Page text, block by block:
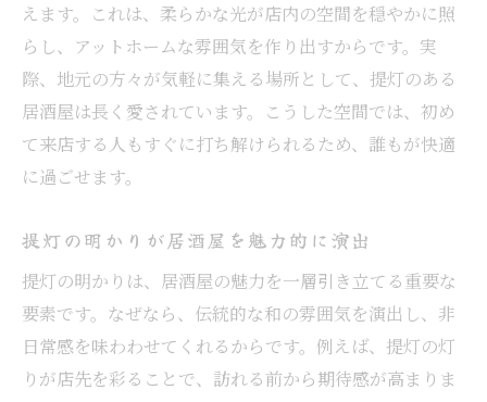
温もりある提灯が演出する夜の魅力
提灯が居酒屋の夜に与える温かな雰囲気
居酒屋で感じる提灯の幻想的な夜の美しさ
提灯の灯りが居酒屋を包む安らぎの時間
夜の居酒屋で味わう提灯の優しい光の魅力
居酒屋の夜を彩る提灯の演出に注目
居酒屋選びで重視したい土浦市の特徴
居酒屋を選ぶ際に注目したいポイント
土浦市で人気の居酒屋が持つ魅力とは
居酒屋選びで重視したい雰囲気やサービス
えます。これは、柔らかな光が店内の空間を穏やかに照
らし、アットホームな雰囲気を作り出すからです。実
際、地元の方々が気軽に集える場所として、提灯のある
居酒屋は長く愛されています。こうした空間では、初め
て来店する人もすぐに打ち解けられるため、誰もが快適
に過ごせます。
提灯の明かりが居酒屋を魅力的に演出
提灯の明かりは、居酒屋の魅力を一層引き立てる重要な
要素です。なぜなら、伝統的な和の雰囲気を演出し、非
日常感を味わわせてくれるからです。例えば、提灯の灯
りが店先を彩ることで、訪れる前から期待感が高まりま